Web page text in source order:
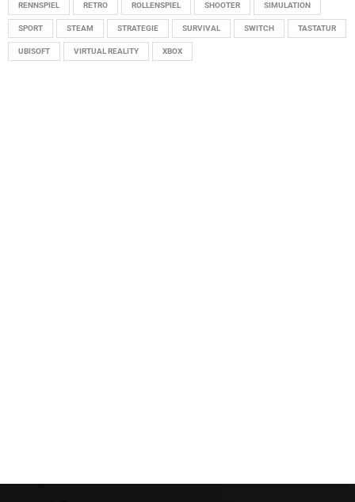
RENNSPIEL RETRO ROLLENSPIEL SHOOTER SIMULATION
SPORT STEAM STRATEGIE SURVIVAL SWITCH TASTATUR
UBISOFT VIRTUAL REALITY XBOX